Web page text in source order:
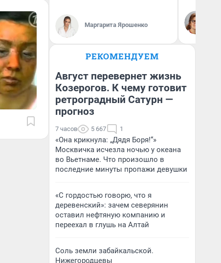
Маргарита Ярошенко
РЕКОМЕНДУЕМ
Август перевернет жизнь
Козерогов. К чему готовит
ретроградный Сатурн —
прогноз
7 часов 5 667 1
«Она крикнула: „Дядя Боря!“»
Москвичка исчезла ночью у океана
во Вьетнаме. Что произошло в
последние минуты пропажи девушки
«С гордостью говорю, что я
деревенский»: зачем северянин
оставил нефтяную компанию и
переехал в глушь на Алтай
Соль земли забайкальской.
Нижегородцевы